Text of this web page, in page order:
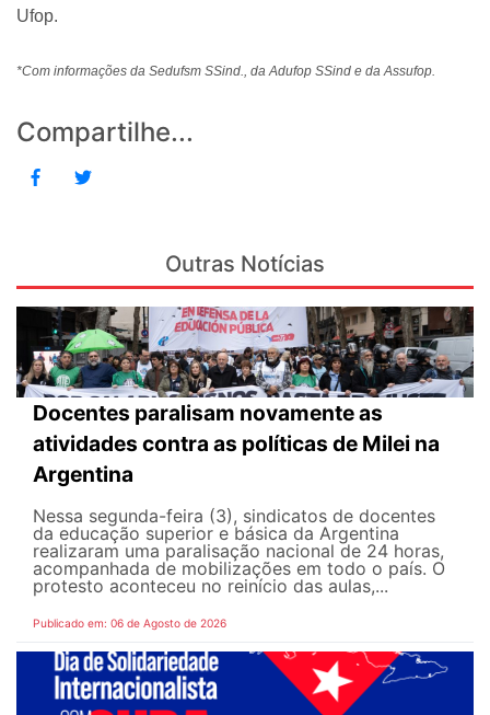
Ufop.
*Com informações da Sedufsm SSind., da Adufop SSind e da Assufop.
Compartilhe...
Outras Notícias
Docentes paralisam novamente as
atividades contra as políticas de Milei na
Argentina
Nessa segunda-feira (3), sindicatos de docentes
da educação superior e básica da Argentina
realizaram uma paralisação nacional de 24 horas,
acompanhada de mobilizações em todo o país. O
protesto aconteceu no reinício das aulas,...
Publicado em: 06 de Agosto de 2026